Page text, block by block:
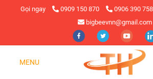
Gọi ngay 0909 150 870 0906 390 758
bigbeevnn@gmail.com
MENU